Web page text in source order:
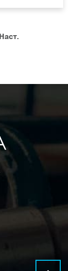
Наст.